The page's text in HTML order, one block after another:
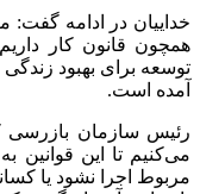
خداییان در ادامه گفت:
همچون قانون کار
توسعه برای بهبود زندگی
آمده است.
رئیس سازمان
می‌کنیم تا این قوانین
مربوط اجرا نشود یا